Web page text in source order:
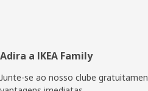
Rodapé
Adira a IKEA Family
Junte-se ao nosso clube